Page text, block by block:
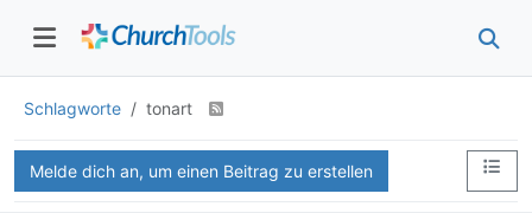
Schlagworte tonart
Melde dich an, um einen Beitrag zu erstellen